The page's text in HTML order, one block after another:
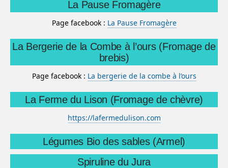
La Pause Fromagère
Page facebook : La Pause Fromagère
La Bergerie de la Combe à l’ours (Fromage de
brebis)
Page facebook : La bergerie de la combe à l’ours
La Ferme du Lison (Fromage de chèvre)
https://lafermedulison.com
Légumes Bio des sables (Armel)
Spiruline du Jura